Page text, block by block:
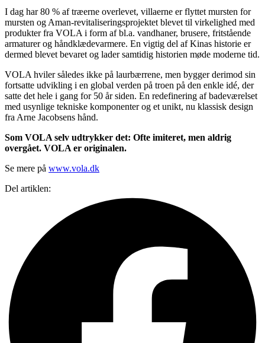
I dag har 80 % af træerne overlevet, villaerne er flyttet mursten for
mursten og Aman-revitaliseringsprojektet blevet til virkelighed med
produkter fra VOLA i form af bl.a. vandhaner, brusere, fritstående
armaturer og håndklædevarmere. En vigtig del af Kinas historie er
dermed blevet bevaret og lader samtidig historien møde moderne tid.
VOLA hviler således ikke på laurbærrene, men bygger derimod sin
fortsatte udvikling i en global verden på troen på den enkle idé, der
satte det hele i gang for 50 år siden. En redefinering af badeværelset
med usynlige tekniske komponenter og et unikt, nu klassisk design
fra Arne Jacobsens hånd.
Som VOLA selv udtrykker det: Ofte imiteret, men aldrig
overgået. VOLA er originalen.
Se mere på www.vola.dk
Del artiklen: